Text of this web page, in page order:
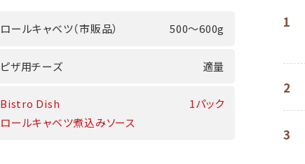
ロールキャベツ（市販品） 500～600g
ピザ用チーズ 適量
Bistro Dish
ロールキャベツ煮込みソース
1パック
1
2
3